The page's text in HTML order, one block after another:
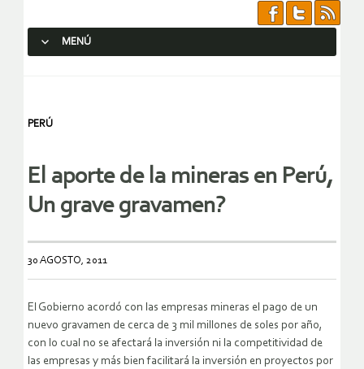
MENÚ
PERÚ
El aporte de la mineras en Perú,
Un grave gravamen?
30 AGOSTO, 2011
El Gobierno acordó con las empresas mineras el pago de un
nuevo gravamen de cerca de 3 mil millones de soles por año,
con lo cual no se afectará la inversión ni la competitividad de
las empresas y más bien facilitará la inversión en proyectos por